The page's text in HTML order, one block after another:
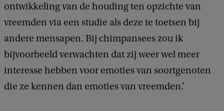
ontwikkeling van de houding ten opzichte van
vreemden via een studie als deze te toetsen bij
andere mensapen. Bij chimpansees zou ik
bijvoorbeeld verwachten dat zij weer wel meer
interesse hebben voor emoties van soortgenoten
die ze kennen dan emoties van vreemden.’